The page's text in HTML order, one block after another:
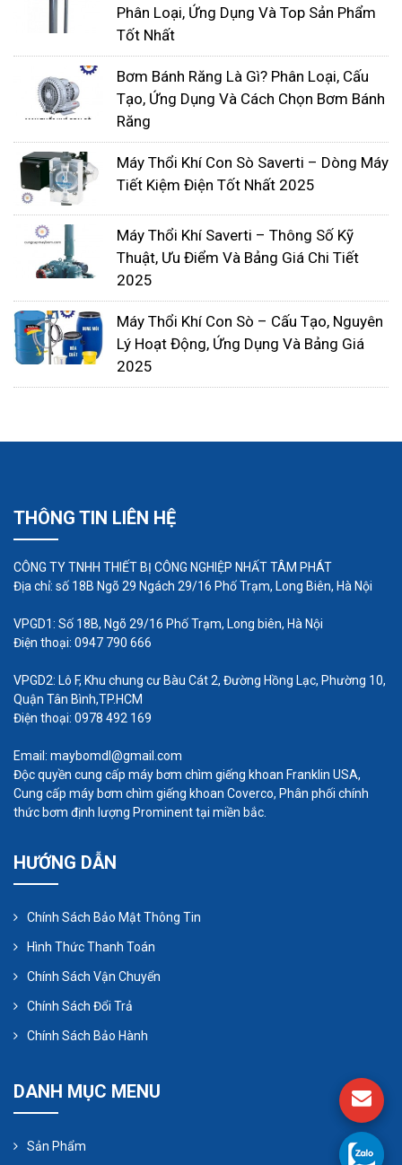
Phân Loại, Ứng Dụng Và Top Sản Phẩm
Tốt Nhất
Bơm Bánh Răng Là Gì? Phân Loại, Cấu
Tạo, Ứng Dụng Và Cách Chọn Bơm Bánh
Răng
Máy Thổi Khí Con Sò Saverti – Dòng Máy
Tiết Kiệm Điện Tốt Nhất 2025
Máy Thổi Khí Saverti – Thông Số Kỹ
Thuật, Ưu Điểm Và Bảng Giá Chi Tiết
2025
Máy Thổi Khí Con Sò – Cấu Tạo, Nguyên
Lý Hoạt Động, Ứng Dụng Và Bảng Giá
2025
THÔNG TIN LIÊN HỆ
CÔNG TY TNHH THIẾT BỊ CÔNG NGHIỆP NHẤT TÂM PHÁT
Địa chỉ: số 18B Ngõ 29 Ngách 29/16 Phố Trạm, Long Biên, Hà Nội
VPGD1: Số 18B, Ngõ 29/16 Phố Trạm, Long biên, Hà Nội
Điện thoại: 0947 790 666
VPGD2: Lô F, Khu chung cư Bàu Cát 2, Đường Hồng Lạc, Phường 10,
Quận Tân Bình,TP.HCM
Điện thoại: 0978 492 169
Email: maybomdl@gmail.com
Độc quyền cung cấp máy bơm chìm giếng khoan Franklin USA,
Cung cấp máy bơm chìm giếng khoan Coverco, Phân phối chính
thức bơm định lượng Prominent tại miền bắc.
HƯỚNG DẪN
Chính Sách Bảo Mật Thông Tin
Hình Thức Thanh Toán
Chính Sách Vận Chuyển
Chính Sách Đổi Trả
Chính Sách Bảo Hành
DANH MỤC MENU
Sản Phẩm